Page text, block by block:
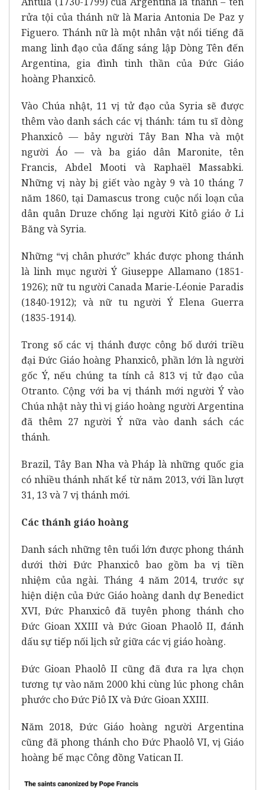
rửa tội của thánh nữ là Maria Antonia De Paz y
Figuero. Thánh nữ là một nhân vật nổi tiếng đã
mang linh đạo của đấng sáng lập Dòng Tên đến
Argentina, gia đình tinh thần của Đức Giáo
hoàng Phanxicô.
Vào Chúa nhật, 11 vị tử đạo của Syria sẽ được
thêm vào danh sách các vị thánh: tám tu sĩ dòng
Phanxicô — bảy người Tây Ban Nha và một
người Áo — và ba giáo dân Maronite, tên
Francis, Abdel Mooti và Raphaël Massabki.
Những vị này bị giết vào ngày 9 và 10 tháng 7
năm 1860, tại Damascus trong cuộc nổi loạn của
dân quân Druze chống lại người Kitô giáo ở Li
Băng và Syria.
Những “vị chân phước” khác được phong thánh
là linh mục người Ý Giuseppe Allamano (1851-
1926); nữ tu người Canada Marie-Léonie Paradis
(1840-1912); và nữ tu người Ý Elena Guerra
(1835-1914).
Trong số các vị thánh được công bố dưới triều
đại Đức Giáo hoàng Phanxicô, phần lớn là người
gốc Ý, nếu chúng ta tính cả 813 vị tử đạo của
Otranto. Cộng với ba vị thánh mới người Ý vào
Chúa nhật này thì vị giáo hoàng người Argentina
đã thêm 27 người Ý nữa vào danh sách các
thánh.
Brazil, Tây Ban Nha và Pháp là những quốc gia
có nhiều thánh nhất kể từ năm 2013, với lần lượt
31, 13 và 7 vị thánh mới.
Các thánh giáo hoàng
Danh sách những tên tuổi lớn được phong thánh
dưới thời Đức Phanxicô bao gồm ba vị tiền
nhiệm của ngài. Tháng 4 năm 2014, trước sự
hiện diện của Đức Giáo hoàng danh dự Benedict
XVI, Đức Phanxicô đã tuyên phong thánh cho
Đức Gioan XXIII và Đức Gioan Phaolô II, đánh
dấu sự tiếp nối lịch sử giữa các vị giáo hoàng.
Đức Gioan Phaolô II cũng đã đưa ra lựa chọn
tương tự vào năm 2000 khi cùng lúc phong chân
phước cho Đức Piô IX và Đức Gioan XXIII.
Năm 2018, Đức Giáo hoàng người Argentina
cũng đã phong thánh cho Đức Phaolô VI, vị Giáo
hoàng bế mạc Công đồng Vatican II.